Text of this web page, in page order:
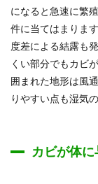
になると急速に繁
件に当てはまりま
度差による結露も
くい部分でもカビ
囲まれた地形は風
りやすい点も湿気
カビが体